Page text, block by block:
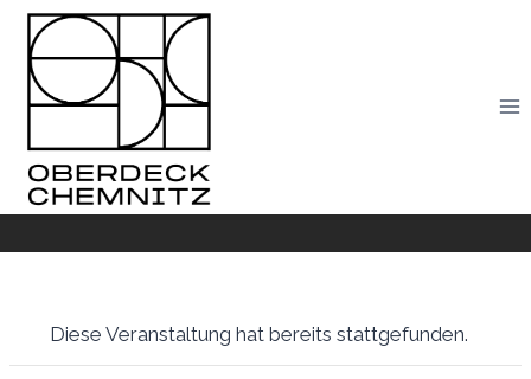
Skip
content
Diese Veranstaltung hat bereits stattgefunden.